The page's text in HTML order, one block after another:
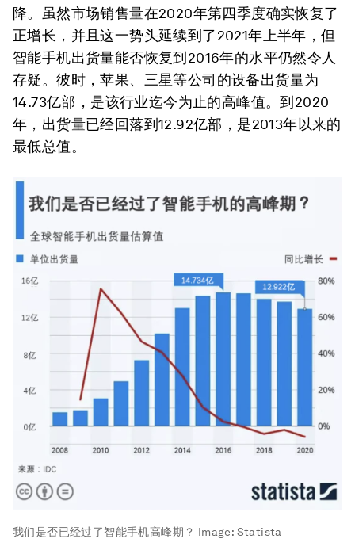
降。虽然市场销售量在2020年第四季度确实恢复了
正增长，并且这一势头延续到了2021年上半年，但
智能手机出货量能否恢复到2016年的水平仍然令人
存疑。彼时，苹果、三星等公司的设备出货量为
14.73亿部，是该行业迄今为止的高峰值。到2020
年，出货量已经回落到12.92亿部，是2013年以来的
最低总值。
我们是否已经过了智能手机高峰期？ Image: Statista